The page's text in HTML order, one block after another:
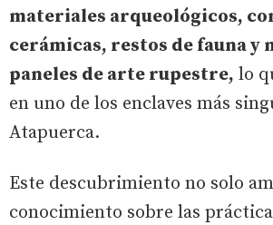
materiales arqueológicos,
cerámicas, restos de fauna y
paneles de arte rupestre, lo
en uno de los enclaves más
Atapuerca.
Este descubrimiento no solo
conocimiento sobre las